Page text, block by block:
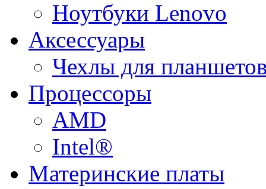
Ноутбуки Lenovo
Аксессуары
Чехлы для
Процессоры
AMD
Intel®
Материнские платы